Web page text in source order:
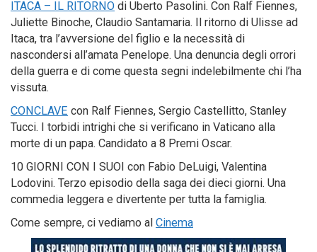
ITACA – IL RITORNO di Uberto Pasolini. Con Ralf Fiennes,
Juliette Binoche, Claudio Santamaria. Il ritorno di Ulisse ad
Itaca, tra l’avversione del figlio e la necessità di
nascondersi all’amata Penelope. Una denuncia degli orrori
della guerra e di come questa segni indelebilmente chi l’ha
vissuta.
CONCLAVE con Ralf Fiennes, Sergio Castellitto, Stanley
Tucci. I torbidi intrighi che si verificano in Vaticano alla
morte di un papa. Candidato a 8 Premi Oscar.
10 GIORNI CON I SUOI con Fabio DeLuigi, Valentina
Lodovini. Terzo episodio della saga dei dieci giorni. Una
commedia leggera e divertente per tutta la famiglia.
Come sempre, ci vediamo al Cinema